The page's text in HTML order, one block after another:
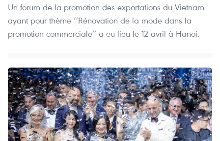
Un forum de la promotion des exportations du Vietnam
ayant pour thème ‘’Rénovation de la mode dans la
promotion commerciale’’ a eu lieu le 12 avril à Hanoi.